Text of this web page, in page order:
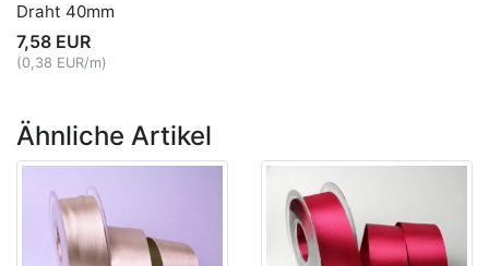
Draht 40mm
7,58 EUR
(0,38 EUR/m)
Ähnliche Artikel